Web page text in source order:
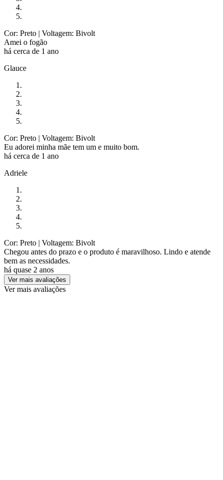
Cor: Preto | Voltagem: Bivolt
Amei o fogão
há cerca de 1 ano
Glauce
Cor: Preto | Voltagem: Bivolt
Eu adorei minha mãe tem um e muito bom.
há cerca de 1 ano
Adriele
Cor: Preto | Voltagem: Bivolt
Chegou antes do prazo e o produto é maravilhoso. Lindo e atende
bem as necessidades.
há quase 2 anos
Ver mais avaliações
Ver mais avaliações